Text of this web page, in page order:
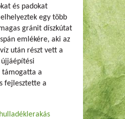
és padokat
egy több
gránit díszkútat
emlékére, aki az
után részt vett a
támogatta a
fejlesztette a